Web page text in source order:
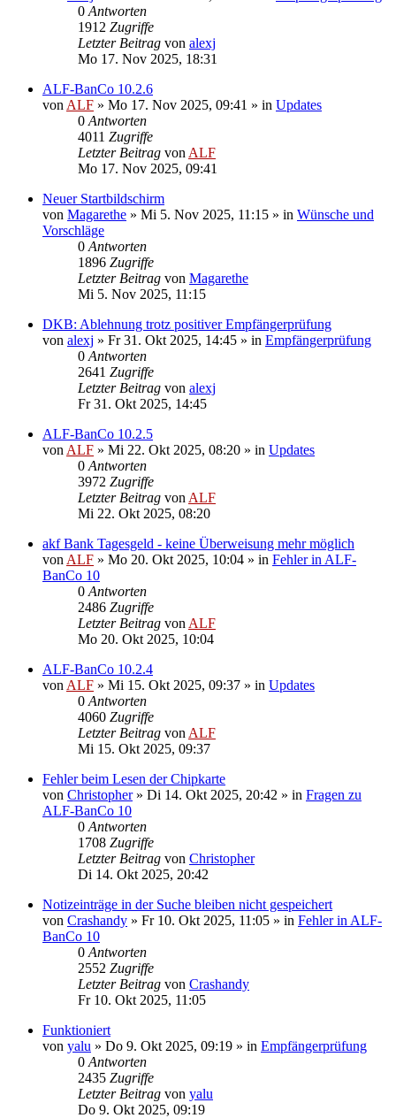
0 Antworten
1912 Zugriffe
Letzter Beitrag von alexj
Mo 17. Nov 2025, 18:31
ALF-BanCo 10.2.6
von ALF » Mo 17. Nov 2025, 09:41 » in Updates
0 Antworten
4011 Zugriffe
Letzter Beitrag von ALF
Mo 17. Nov 2025, 09:41
Neuer Startbildschirm
von Magarethe » Mi 5. Nov 2025, 11:15 » in Wünsche und
Vorschläge
0 Antworten
1896 Zugriffe
Letzter Beitrag von Magarethe
Mi 5. Nov 2025, 11:15
DKB: Ablehnung trotz positiver Empfängerprüfung
von alexj » Fr 31. Okt 2025, 14:45 » in Empfängerprüfung
0 Antworten
2641 Zugriffe
Letzter Beitrag von alexj
Fr 31. Okt 2025, 14:45
ALF-BanCo 10.2.5
von ALF » Mi 22. Okt 2025, 08:20 » in Updates
0 Antworten
3972 Zugriffe
Letzter Beitrag von ALF
Mi 22. Okt 2025, 08:20
akf Bank Tagesgeld - keine Überweisung mehr möglich
von ALF » Mo 20. Okt 2025, 10:04 » in Fehler in ALF-
BanCo 10
0 Antworten
2486 Zugriffe
Letzter Beitrag von ALF
Mo 20. Okt 2025, 10:04
ALF-BanCo 10.2.4
von ALF » Mi 15. Okt 2025, 09:37 » in Updates
0 Antworten
4060 Zugriffe
Letzter Beitrag von ALF
Mi 15. Okt 2025, 09:37
Fehler beim Lesen der Chipkarte
von Christopher» Di 14. Okt 2025, 20:42 » in Fragen zu
ALF-BanCo 10
0 Antworten
1708 Zugriffe
Letzter Beitrag von Christopher
Di 14. Okt 2025, 20:42
Notizeinträge in der Suche bleiben nicht gespeichert
von Crashandy » Fr 10. Okt 2025, 11:05 » in Fehler in ALF-
BanCo 10
0 Antworten
2552 Zugriffe
Letzter Beitrag von Crashandy
Fr 10. Okt 2025, 11:05
Funktioniert
von yalu » Do 9. Okt 2025, 09:19 » in Empfängerprüfung
0 Antworten
2435 Zugriffe
Letzter Beitrag von yalu
Do 9. Okt 2025, 09:19